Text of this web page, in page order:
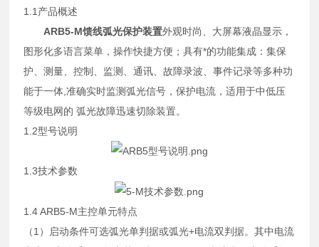
1.1产品概述
ARB5-M馈线弧光保护装置外观时尚、大屏幕液晶显示，
图形化多语言菜单，操作快捷方便；具有*的功能集成：集保
护、测量、控制、监测、通讯、故障录波、事件记录等多种功
能于一体,准确实时监测弧光信号，保护电流，适用于中低压
等级电网的 弧光故障迅速切除装置。
1.2型号说明
1.3技术参数
1.4 ARB5-M主控单元特点
（1）启动条件可选弧光单判据或弧光+电流双判据。其中电流